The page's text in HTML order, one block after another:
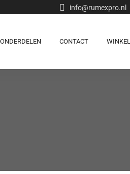
info@rumexpro.nl
CONTACT